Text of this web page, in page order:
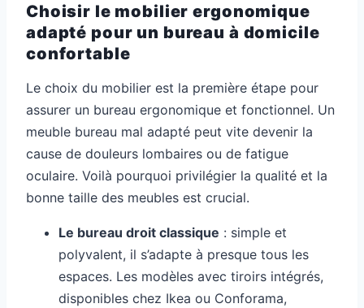
Choisir le mobilier ergonomique
adapté pour un bureau à domicile
confortable
Le choix du mobilier est la première étape pour
assurer un bureau ergonomique et fonctionnel. Un
meuble bureau mal adapté peut vite devenir la
cause de douleurs lombaires ou de fatigue
oculaire. Voilà pourquoi privilégier la qualité et la
bonne taille des meubles est crucial.
Le bureau droit classique : simple et
polyvalent, il s’adapte à presque tous les
espaces. Les modèles avec tiroirs intégrés,
disponibles chez Ikea ou Conforama,